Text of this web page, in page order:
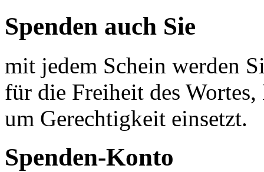
Spenden auch Sie
mit jedem Schein werden
für die Freiheit des
um Gerechtigkeit einsetzt.
Spenden-Konto